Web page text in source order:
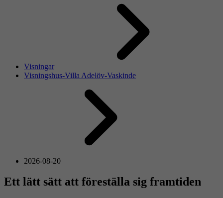
Visningar
Visningshus-Villa Adelöv-Vaskinde
2026-08-20
Ett lätt sätt att föreställa sig framtiden